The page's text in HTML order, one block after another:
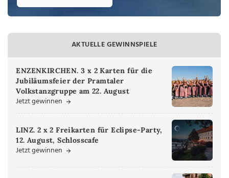
AKTUELLE GEWINNSPIELE
ENZENKIRCHEN. 3 x 2 Karten für die
Jubiläumsfeier der Pramtaler
Volkstanzgruppe am 22. August
Jetzt gewinnen
LINZ. 2 x 2 Freikarten für Eclipse-Party,
12. August, Schlosscafe
Jetzt gewinnen